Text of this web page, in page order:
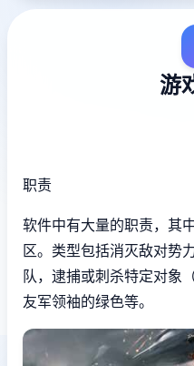
游
职责
软件中有大量的职责，其
区。类型包括消灭敌对势
队，逮捕或刺杀特定对象
友军领袖的绿色等。